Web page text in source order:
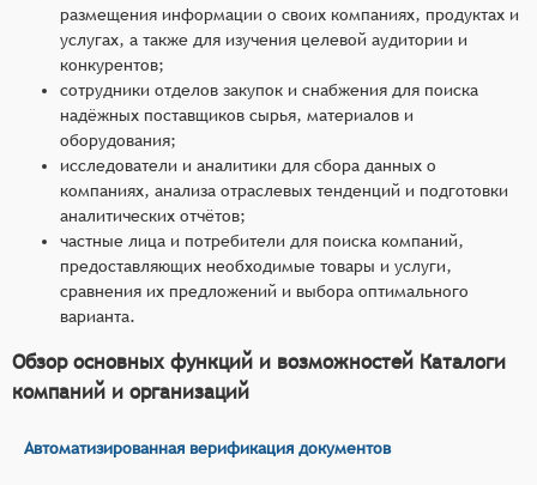
размещения информации о своих компаниях, продуктах и
услугах, а также для изучения целевой аудитории и
конкурентов;
сотрудники отделов закупок и снабжения для поиска
надёжных поставщиков сырья, материалов и
оборудования;
исследователи и аналитики для сбора данных о
компаниях, анализа отраслевых тенденций и подготовки
аналитических отчётов;
частные лица и потребители для поиска компаний,
предоставляющих необходимые товары и услуги,
сравнения их предложений и выбора оптимального
варианта.
Обзор основных функций и возможностей Каталоги
компаний и организаций
Автоматизированная верификация документов